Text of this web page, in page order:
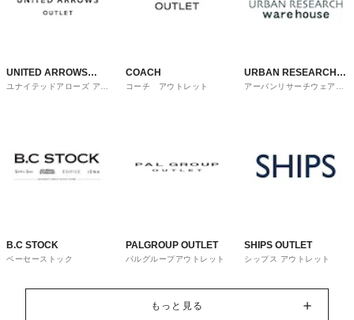
UNITED ARROWS
OUTLET
ユナイテッドアローズ アウ
COACH
コーチ アウトレット
URBAN RESEARCH
ware house
アーバンリサーチウェアハ
B.C STOCK
ベーセーストック
PALGROUP OUTLET
パルグループアウトレット
SHIPS OUTLET
シップス アウトレット
もっと見る